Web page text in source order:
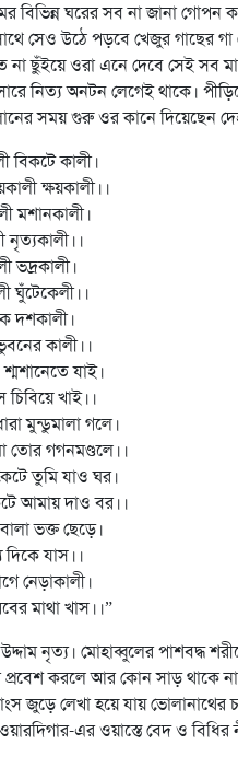
বিভিন্ন ঘরের সব না জানা
সেও উঠে পড়বে খেজুর গাছের গা
ছুঁইয়ে ওরা এনে দেবে সেই সব
নিত্য অনটন লেগেই থাকে।
সময় গুরু ওর কানে দিয়েছেন
বিকটে কালী।
ক্ষয়কালী।।
মশানকালী।
নৃত্যকালী।।
ভদ্রকালী।
ঘুঁটেকেলী।।
দশকালী।
কালী।।
যাই।
চিবিয়ে খাই।।
মুন্ডুমালা গলে।
তোর গগনমণ্ডলে।।
তুমি যাও ঘর।
আমায় দাও বর।।
ভক্ত ছেড়ে।
দিকে যাস।।
নেড়াকালী।
মাথা খাস।।”
নৃত্য। মোহাব্বুলের পাশবদ্ধ
প্রবেশ করলে আর কোন সাড় থাকে
জুড়ে লেখা হয়ে যায় ভোলানাথের
এর ওয়াস্তে বেদ ও বিধির